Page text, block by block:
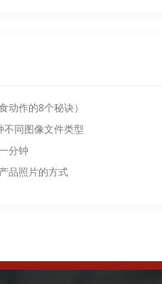
动作的8个秘诀）
不同图像文件类型
分钟
品照片的方式